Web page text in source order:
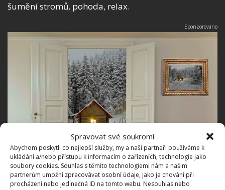
Spravovat své soukromí
Abychom poskytli co nejlepší služby, my a naši partneři používáme k
ukládání a/nebo přístupu k informacím o zařízeních, technologie jako
soubory cookies. Souhlas s těmito technologiemi nám a našim
partnerům umožní zpracovávat osobní údaje, jako je chování při
procházení nebo jedinečná ID na tomto webu. Nesouhlas nebo
šumění stromů, pohoda, relax.